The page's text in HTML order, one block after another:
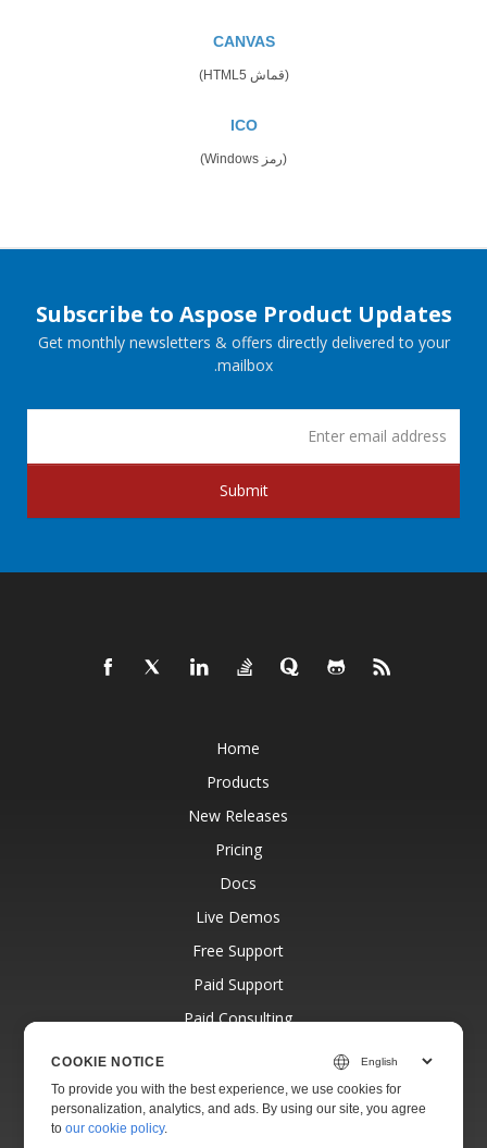
CANVAS
(قماش HTML5)
ICO
(رمز Windows)
Subscribe to Aspose Product Updates
Get monthly newsletters & offers directly delivered to your
mailbox.
Submit
Home
Products
New Releases
Pricing
Docs
Live Demos
Free Support
Paid Support
Paid Consulting
Websites
About
COOKIE NOTICE
To provide you with the best experience, we use cookies for
personalization, analytics, and ads. By using our site, you agree
toour cookie policy.